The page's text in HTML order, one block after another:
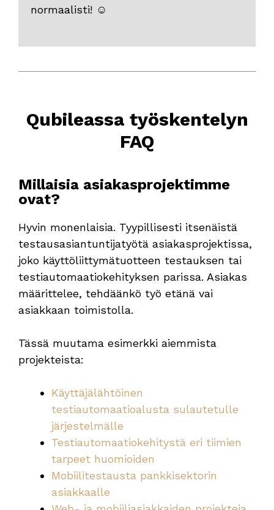
normaalisti! ☺
Qubileassa työskentelyn
FAQ
Millaisia asiakasprojektimme
ovat?
Hyvin monenlaisia. Tyypillisesti itsenäistä
testausasiantuntijatyötä asiakasprojektissa,
joko käyttöliittymätuotteen testauksen tai
testiautomaatiokehityksen parissa. Asiakas
määrittelee, tehdäänkö työ etänä vai
asiakkaan toimistolla.
Tässä muutama esimerkki aiemmista
projekteista:
Käyttäjälähtöinen
testiautomaatioalusta sulautetulle
järjestelmälle
Testiautomaatiokehitystä eri tiimien
tarpeet huomioiden
Mobiilitestausta pankkisektorin
asiakkaalle